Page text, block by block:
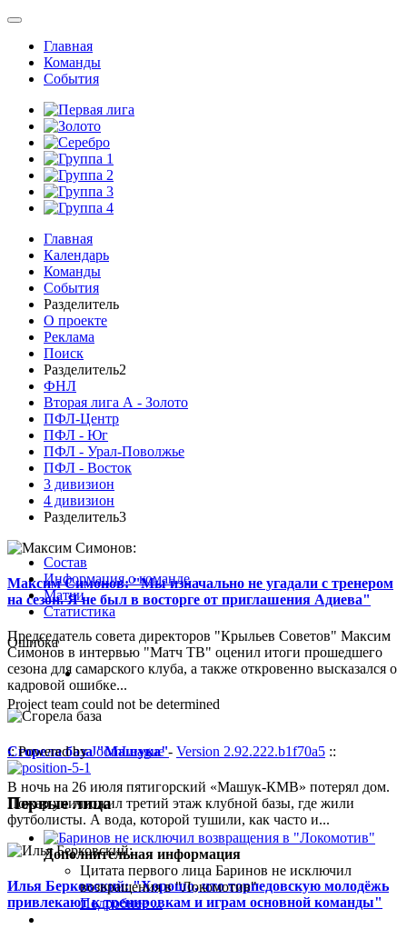
Главная
Команды
События
Главная
Календарь
Команды
События
Разделитель
О проекте
Реклама
Поиск
Разделитель2
ФНЛ
Вторая лига А - Золото
ПФЛ-Центр
ПФЛ - Юг
ПФЛ - Урал-Поволжье
ПФЛ - Восток
3 дивизион
4 дивизион
Разделитель3
Максим Симонов: "Мы изначально не угадали с тренером
на сезон. Я не был в восторге от приглашения Адиева"
Председатель совета директоров "Крыльев Советов" Максим
Симонов в интервью "Матч ТВ" оценил итоги прошедшего
сезона для самарского клуба, а также откровенно высказался о
кадровой ошибке...
Сгорела база "Машука"
В ночь на 26 июля пятигорский «Машук-КМВ» потерял дом.
Пожар уничтожил третий этаж клубной базы, где жили
футболисты. А вода, которой тушили, как часто и...
Илья Берковский: "Хорошо, что торпедовскую молодёжь
привлекают к тренировкам и играм основной команды"
Состав
Информация о команде
Матчи
Статистика
Ошибка
Project team could not be determined
:: Powered byJoomLeague- Version 2.92.222.b1f70a5 ::
Первые лица
Дополнительная информация
Цитата первого лица Баринов не исключил
возвращения в "Локомотив"
Подробнее ...